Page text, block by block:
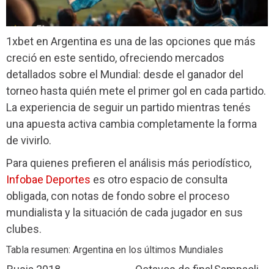
1xbet en Argentina es una de las opciones que más
creció en este sentido, ofreciendo mercados
detallados sobre el Mundial: desde el ganador del
torneo hasta quién mete el primer gol en cada partido.
La experiencia de seguir un partido mientras tenés
una apuesta activa cambia completamente la forma
de vivirlo.
Para quienes prefieren el análisis más periodístico,
Infobae Deportes es otro espacio de consulta
obligada, con notas de fondo sobre el proceso
mundialista y la situación de cada jugador en sus
clubes.
Tabla resumen: Argentina en los últimos Mundiales